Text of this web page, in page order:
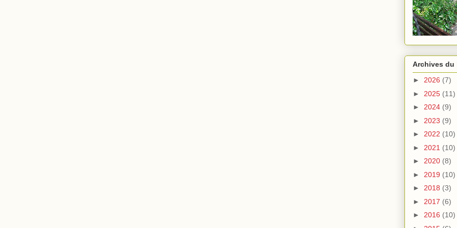
Archives du
► 2026 (7)
► 2025 (11)
► 2024 (9)
► 2023 (9)
► 2022 (10)
► 2021 (10)
► 2020 (8)
► 2019 (10)
► 2018 (3)
► 2017 (6)
► 2016 (10)